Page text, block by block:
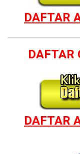
DAFTAR
DAFTAR
DAFTAR